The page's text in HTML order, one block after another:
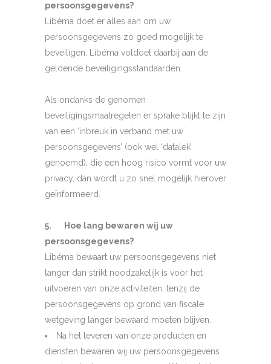
persoonsgegevens?
Libéma doet er alles aan om uw
persoonsgegevens zo goed mogelijk te
beveiligen. Libéma voldoet daarbij aan de
geldende beveiligingsstandaarden.
Als ondanks de genomen
beveiligingsmaatregelen er sprake blijkt te zijn
van een ‘inbreuk in verband met uw
persoonsgegevens’ (ook wel ‘datalek’
genoemd), die een hoog risico vormt voor uw
privacy, dan wordt u zo snel mogelijk hierover
geïnformeerd.
5. Hoe lang bewaren wij uw
persoonsgegevens?
Libéma bewaart uw persoonsgegevens niet
langer dan strikt noodzakelijk is voor het
uitvoeren van onze activiteiten, tenzij de
persoonsgegevens op grond van fiscale
wetgeving langer bewaard moeten blijven.
Na het leveren van onze producten en
diensten bewaren wij uw persoonsgegevens